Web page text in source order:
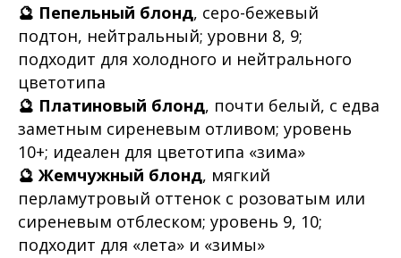
🔮 Пепельный блонд, серо-бежевый
подтон, нейтральный; уровни 8, 9;
подходит для холодного и нейтрального
цветотипа
🔮 Платиновый блонд, почти белый, с едва
заметным сиреневым отливом; уровень
10+; идеален для цветотипа «зима»
🔮 Жемчужный блонд, мягкий
перламутровый оттенок с розоватым или
сиреневым отблеском; уровень 9, 10;
подходит для «лета» и «зимы»